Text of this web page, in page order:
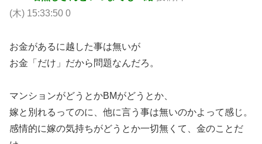
(木) 15:33:50 0
お金があるに越した事は無いが
お金「だけ」だから問題なんだろ。
マンションがどうとかBMがどうとか、
嫁と別れるってのに、他に言う事は無いのかよって感じ。
感情的に嫁の気持ちがどうとか一切無くて、金のことだ